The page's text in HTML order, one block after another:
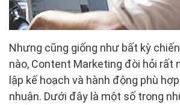
Nhưng cũng giống như bất kỳ
nào, Content Marketing đòi hỏi rất
lập kế hoạch và hành động phù
nhuận. Dưới đây là một số trong